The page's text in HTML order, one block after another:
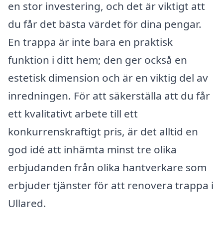
en stor investering, och det är viktigt att
du får det bästa värdet för dina pengar.
En trappa är inte bara en praktisk
funktion i ditt hem; den ger också en
estetisk dimension och är en viktig del av
inredningen. För att säkerställa att du får
ett kvalitativt arbete till ett
konkurrenskraftigt pris, är det alltid en
god idé att inhämta minst tre olika
erbjudanden från olika hantverkare som
erbjuder tjänster för att renovera trappa i
Ullared.